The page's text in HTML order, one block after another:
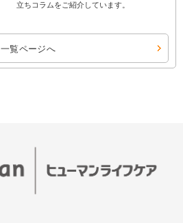
立ちコラムをご紹介しています。
一覧ページへ